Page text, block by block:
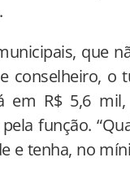
que
conselheiro, o
em R$ 5,6
função.
e tenha, no